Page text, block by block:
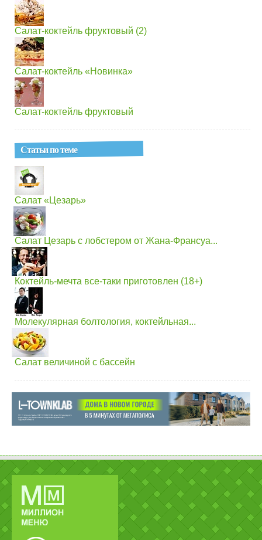
Салат-коктейль фруктовый (2)
Салат-коктейль «Новинка»
Салат-коктейль фруктовый
Статьи по теме
Салат «Цезарь»
Салат Цезарь с лобстером от Жана-Франсуа...
Коктейль-мечта все-таки приготовлен (18+)
Молекулярная болтология, коктейльная...
Салат величиной с бассейн